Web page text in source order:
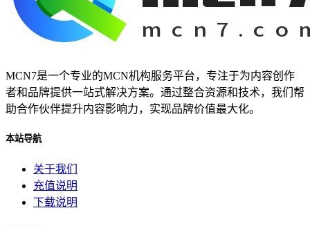
MCN7是一个专业的MCN机构服务平台，专注于为内容创作
者和品牌提供一站式解决方案。通过整合资源和技术，我们帮
助合作伙伴提升内容影响力，实现品牌价值最大化。
本站导航
关于我们
充值说明
下载说明